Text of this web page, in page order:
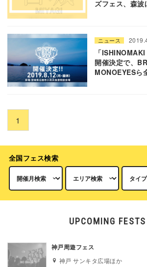
ズフェス、森波
ニュース
「
開催決定で、
MONOEYESら
1
全国フェス検索
UPCOMING FESTS
神戸周遊フェス
神戸 サンキタ広場ほか